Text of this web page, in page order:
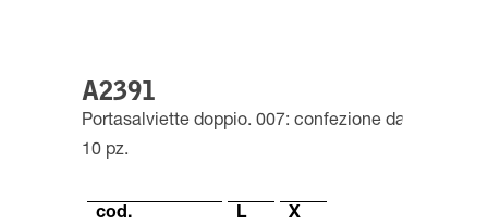
A2391
Portasalviette doppio. 007: confezione da
10 pz.
cod. L
X